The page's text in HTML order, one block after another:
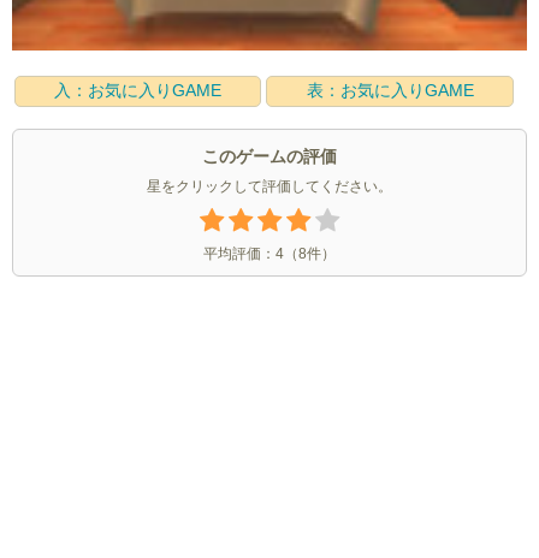
入：お気に入りGAME 表：お気に入りGAME
このゲームの評価
星をクリックして評価してください。
平均評価： 4 （8件）